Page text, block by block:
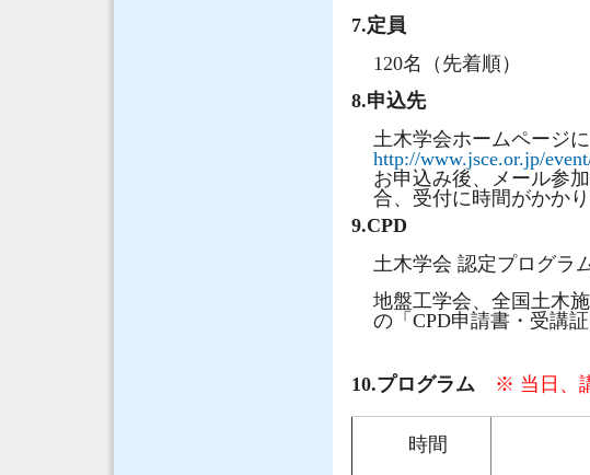
7.定員
120名（先着順）
8.申込先
土木学会ホームページ
http://www.jsce.or.jp/
お申込み後、メール参
合、受付に時間がかか
9.CPD
土木学会 認定プログラ
地盤工学会、全国土木
の「CPD申請書・受講
10.プログラム ※ 当日、
時間